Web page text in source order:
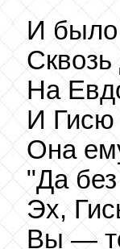
И было
На
И Гисю
Она
"Да
Эх,
Вы —